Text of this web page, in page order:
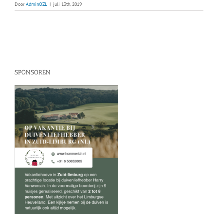
DoorAdminOZL | juli 13th, 2019
SPONSOREN